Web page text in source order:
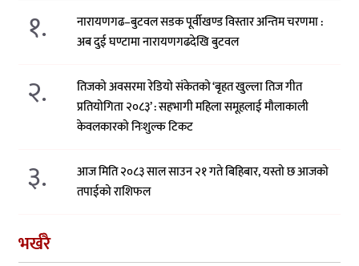
१.
नारायणगढ–बुटवल सडक पूर्वीखण्ड विस्तार अन्तिम चरणमा :
अब दुई घण्टामा नारायणगढदेखि बुटवल
२.
तिजको अवसरमा रेडियो संकेतको ‘बृहत खुल्ला तिज गीत
प्रतियोगिता २०८३’ : सहभागी महिला समूहलाई मौलाकाली
केवलकारको निःशुल्क टिकट
३.
आज मिति २०८३ साल साउन २१ गते बिहिबार, यस्तो छ आजको
तपाईको राशिफल
भर्खरै